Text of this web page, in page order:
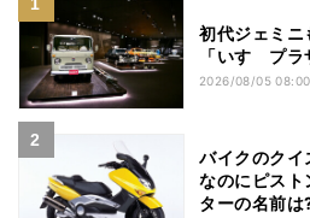
初代ジェミ
「いすゞプ
2026/08/05 08:00
バイクのク
なのにピス
ターの名前は